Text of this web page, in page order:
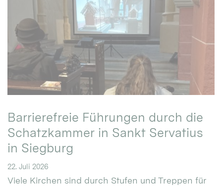
Barrierefreie Führungen durch die
Schatzkammer in Sankt Servatius
in Siegburg
22. Juli 2026
Viele Kirchen sind durch Stufen und Treppen für